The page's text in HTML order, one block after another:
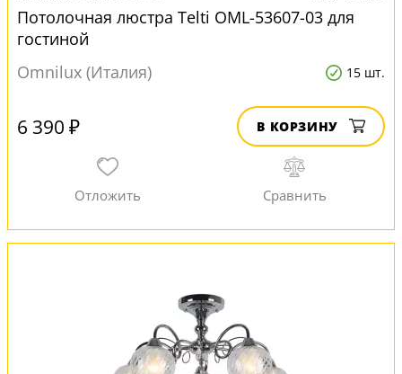
Потолочная люстра Telti OML-53607-03 для
гостиной
Omnilux (Италия)
15 шт.
6 390 ₽ В КОРЗИНУ